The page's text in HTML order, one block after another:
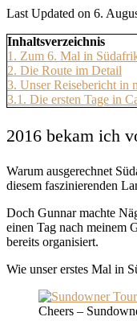
Last Updated on 6.
Inhaltsverzeichnis
1. Zum 6. Mal in
2. Die Route im Detail
3. Unser Reisebericht in
3.1. Die ersten Tage in
2016 bekam ich
Warum ausgerechnet
diesem faszinierenden
Doch Gunnar machte
einen Tag nach meinem
bereits organisiert.
Wie unser erstes Mal in
Cheers –